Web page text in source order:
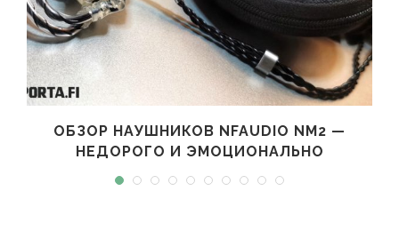
ОБЗОР НАУШНИКОВ NFAUDIO NM2 —
НЕДОРОГО И ЭМОЦИОНАЛЬНО